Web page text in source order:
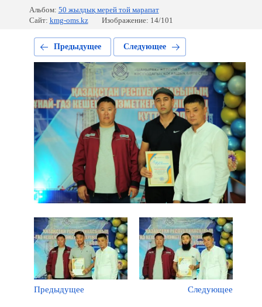
Альбом: 50 жылдық мерей той марапат
Сайт: kmg-oms.kz Изображение: 14/101
Предыдущее Следующее
Предыдущее Следующее